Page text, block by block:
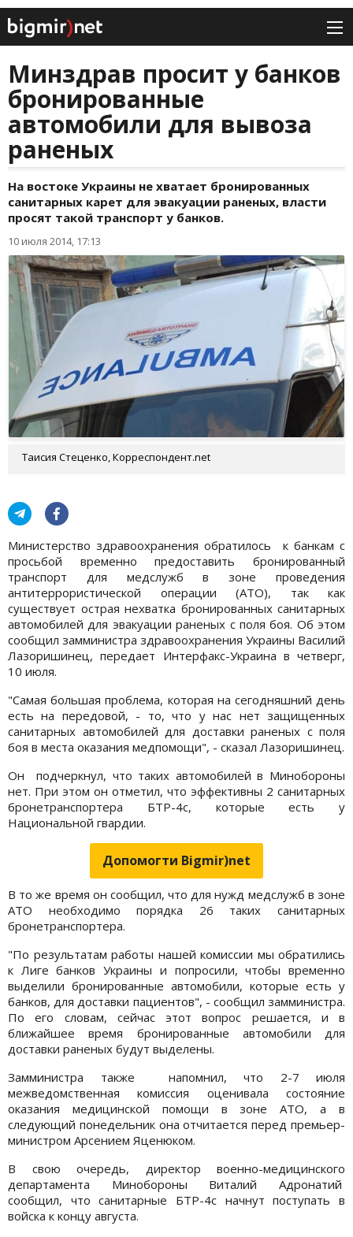
Минздрав просит у банков
бронированные
автомобили для вывоза
раненых
На востоке Украины не хватает бронированных
санитарных карет для эвакуации раненых, власти
просят такой транспорт у банков.
10 июля 2014, 17:13
Таисия Стеценко, Корреспондент.net
Министерство здравоохранения обратилось к банкам с
просьбой временно предоставить бронированный
транспорт для медслужб в зоне проведения
антитеррористической операции (АТО), так как
существует острая нехватка бронированных санитарных
автомобилей для эвакуации раненых с поля боя. Об этом
сообщил замминистра здравоохранения Украины Василий
Лазоришинец, передает Интерфакс-Украина в четверг,
10 июля.
"Самая большая проблема, которая на сегодняшний день
есть на передовой, - то, что у нас нет защищенных
санитарных автомобилей для доставки раненых с поля
боя в места оказания медпомощи", - сказал Лазоришинец.
Он подчеркнул, что таких автомобилей в Минобороны
нет. При этом он отметил, что эффективны 2 санитарных
бронетранспортера БТР-4с, которые есть у
Национальной гвардии.
Допомогти Bigmir)net
В то же время он сообщил, что для нужд медслужб в зоне
АТО необходимо порядка 26 таких санитарных
бронетранспортера.
"По результатам работы нашей комиссии мы обратились
к Лиге банков Украины и попросили, чтобы временно
выделили бронированные автомобили, которые есть у
банков, для доставки пациентов", - сообщил замминистра.
По его словам, сейчас этот вопрос решается, и в
ближайшее время бронированные автомобили для
доставки раненых будут выделены.
Замминистра также напомнил, что 2-7 июля
межведомственная комиссия оценивала состояние
оказания медицинской помощи в зоне АТО, а в
следующий понедельник она отчитается перед премьер-
министром Арсением Яценюком.
В свою очередь, директор военно-медицинского
департамента Минобороны Виталий Адронатий
сообщил, что санитарные БТР-4с начнут поступать в
войска к концу августа.